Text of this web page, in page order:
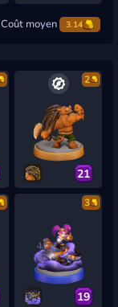
Coût moyen 3.14
2
21
3
19